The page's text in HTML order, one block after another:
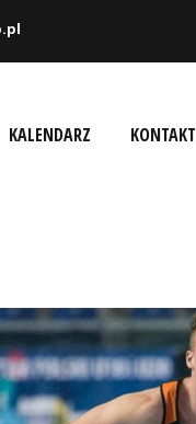
KALENDARZ KONTAKT